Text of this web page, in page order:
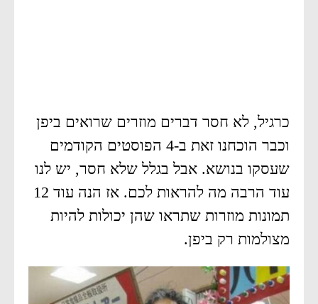
כרגיל, לא חסר דברים מוזרים שרואים ביפן
וכבר הוכחנו זאת ב-4 הפוסטים הקודמים
שעסקו בנושא. אבל בגלל שלא חסר, יש לנו
עוד הרבה מה להראות לכם. אז הנה עוד 12
תמונות מוזרות שתראו שהן יכולות להיות
מצולמות רק ביפן.